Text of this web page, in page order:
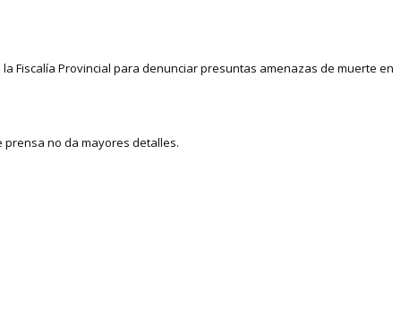
Fiscalía Provincial para denunciar presuntas amenazas de muerte en
prensa no da mayores detalles.